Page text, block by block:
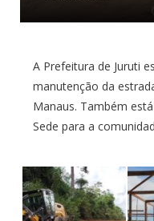
A Prefeitura de Juruti
manutenção da
Manaus. Também
Sede para a